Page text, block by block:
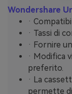
Wondershare
·
· Tassi di
· Fornire
· Modifica
preferito.
· La
permette